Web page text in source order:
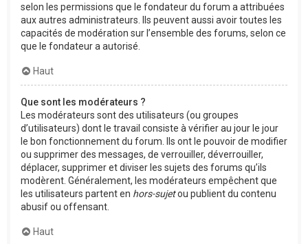
selon les permissions que le fondateur du forum a attribuées
aux autres administrateurs. Ils peuvent aussi avoir toutes les
capacités de modération sur l’ensemble des forums, selon ce
que le fondateur a autorisé.
Haut
Que sont les modérateurs ?
Les modérateurs sont des utilisateurs (ou groupes
d’utilisateurs) dont le travail consiste à vérifier au jour le jour
le bon fonctionnement du forum. Ils ont le pouvoir de modifier
ou supprimer des messages, de verrouiller, déverrouiller,
déplacer, supprimer et diviser les sujets des forums qu’ils
modèrent. Généralement, les modérateurs empêchent que
les utilisateurs partent en hors-sujetou publient du contenu
abusif ou offensant.
Haut